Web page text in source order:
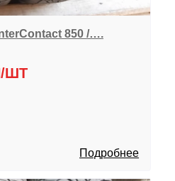
850 /….
ШТ
Подробнее